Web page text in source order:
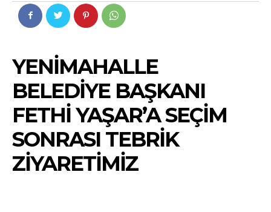
YENİMAHALLE
BELEDİYE BAŞKANI
FETHİ YAŞAR’A SEÇİM
SONRASI TEBRİK
ZİYARETİMİZ